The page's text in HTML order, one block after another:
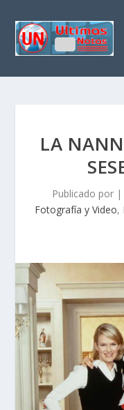
LA
Publicado por |
Fotografía y Video,